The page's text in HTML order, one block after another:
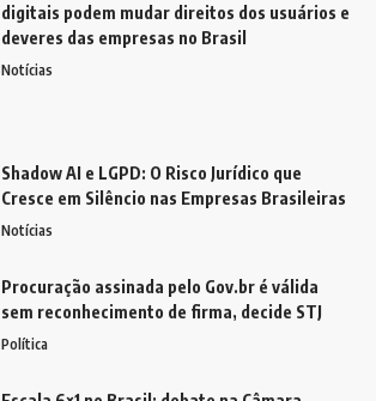
digitais podem mudar direitos dos usuários e
deveres das empresas no Brasil
Notícias
Shadow AI e LGPD: O Risco Jurídico que
Cresce em Silêncio nas Empresas Brasileiras
Notícias
Procuração assinada pelo Gov.br é válida
sem reconhecimento de firma, decide STJ
Política